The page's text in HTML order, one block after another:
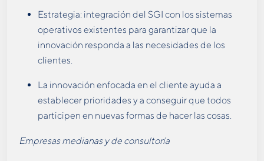
Estrategia: integración del SGI con los sistemas
operativos existentes para garantizar que la
innovación responda a las necesidades de los
clientes.
La innovación enfocada en el cliente ayuda a
establecer prioridades y a conseguir que todos
participen en nuevas formas de hacer las cosas.
Empresas medianas y de consultoría